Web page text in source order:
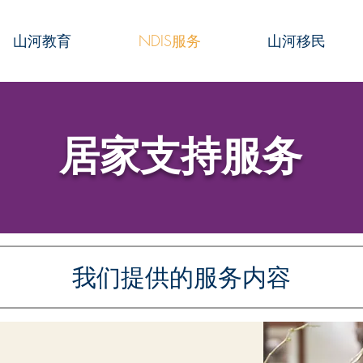
山河教育 NDIS服务 山河移民
​居家支持服务
我们提供的服务内容